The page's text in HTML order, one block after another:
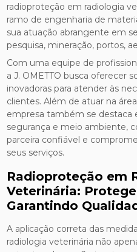
radioproteção em radiologia
ramo de engenharia de
sua atuação abrangente em
pesquisa, mineração, portos,
Com uma equipe de
a J. OMETTO busca oferecer
inovadoras para atender às
clientes. Além de atuar na
empresa também se destaca
segurança e meio ambiente,
parceira confiável e
seus serviços.
Radioproteção em
Veterinária:
Garantindo
A aplicação correta das
radiologia veterinária não